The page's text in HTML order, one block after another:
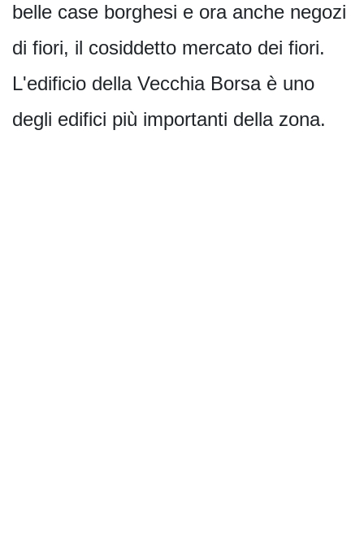
belle case borghesi e ora anche negozi
di fiori, il cosiddetto mercato dei fiori.
L'edificio della Vecchia Borsa è uno
degli edifici più importanti della zona.